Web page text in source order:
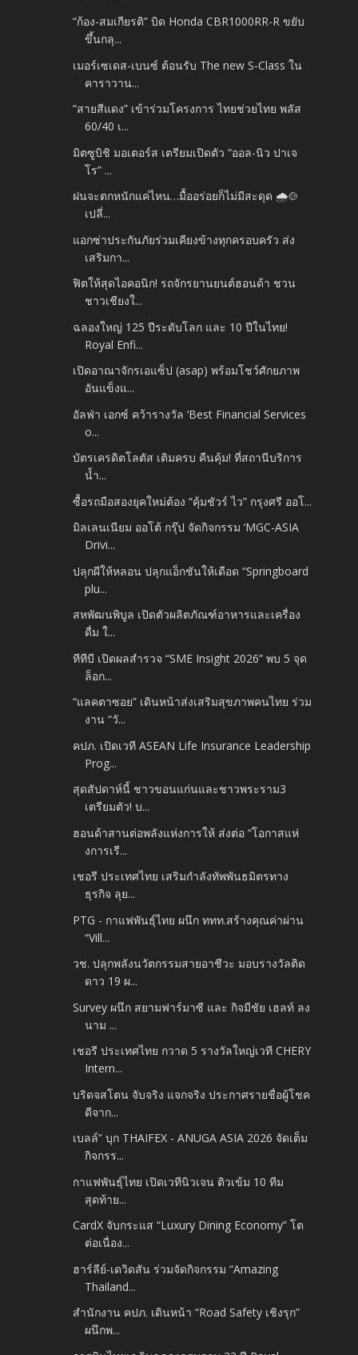
“ก้อง-สมเกียรติ” บิด Honda CBR1000RR-R ขยับ
ขึ้นกลุ...
เมอร์เซเดส-เบนซ์ ต้อนรับ The new S-Class ใน
คาราวาน...
“สายสีแดง” เข้าร่วมโครงการ ไทยช่วยไทย พลัส
60/40 เ...
มิตซูบิชิ มอเตอร์ส เตรียมเปิดตัว “ออล-นิว ปาเจ
โร” ...
ฝนจะตกหนักแค่ไหน…มื้ออร่อยก็ไม่มีสะดุด 🌧️🍲
เปลี่...
แอกซ่าประกันภัยร่วมเคียงข้างทุกครอบครัว ส่ง
เสริมกา...
ฟิตให้สุดไอคอนิก! รถจักรยานยนต์ฮอนด้า ชวน
ชาวเชียงใ...
ฉลองใหญ่ 125 ปีระดับโลก และ 10 ปีในไทย!
Royal Enfi...
เปิดอาณาจักรเอแซ็ป (asap) พร้อมโชว์ศักยภาพ
อันแข็งแ...
อัลฟ่า เอกซ์ คว้ารางวัล ‘Best Financial Services
o...
บัตรเครดิตโลตัส เติมครบ คืนคุ้ม! ที่สถานีบริการ
น้ำ...
ซื้อรถมือสองยุคใหม่ต้อง “คุ้มชัวร์ ไว” กรุงศรี ออโ...
มิลเลนเนียม ออโต้ กรุ๊ป จัดกิจกรรม ‘MGC-ASIA
Drivi...
ปลุกผีให้หลอน ปลุกแอ็กชันให้เดือด “Springboard
plu...
สหพัฒนพิบูล เปิดตัวผลิตภัณฑ์อาหารและเครื่อง
ดื่ม ใ...
ทีทีบี เปิดผลสำรวจ “SME Insight 2026” พบ 5 จุด
ล็อก...
“แลคตาซอย” เดินหน้าส่งเสริมสุขภาพคนไทย ร่วม
งาน “วั...
คปภ. เปิดเวที ASEAN Life Insurance Leadership
Prog...
สุดสัปดาห์นี้ ชาวขอนแก่นและชาวพระราม3
เตรียมตัว! บ...
ฮอนด้าสานต่อพลังแห่งการให้ ส่งต่อ “โอกาสแห่
งการเรี...
เชอรี ประเทศไทย เสริมกำลังทัพพันธมิตรทาง
ธุรกิจ ลุย...
PTG - กาแฟพันธุ์ไทย ผนึก ททท.สร้างคุณค่าผ่าน
“Vill...
วช. ปลุกพลังนวัตกรรมสายอาชีวะ มอบรางวัลติด
ดาว 19 ผ...
Survey ผนึก สยามฟาร์มาซี และ กิจมีชัย เฮลท์ ลง
นาม ...
เชอรี ประเทศไทย กวาด 5 รางวัลใหญ่เวที CHERY
Intern...
บริดจสโตน จับจริง แจกจริง ประกาศรายชื่อผู้โชค
ดีจาก...
เบลล์” บุก THAIFEX - ANUGA ASIA 2026 จัดเต็ม
กิจกรร...
กาแฟพันธุ์ไทย เปิดเวทีนิวเจน ติวเข้ม 10 ทีม
สุดท้าย...
CardX จับกระแส “Luxury Dining Economy” โต
ต่อเนื่อง...
ฮาร์ลีย์-เดวิดสัน ร่วมจัดกิจกรรม “Amazing
Thailand...
สำนักงาน คปภ. เดินหน้า “Road Safety เชิงรุก”
ผนึกพ...